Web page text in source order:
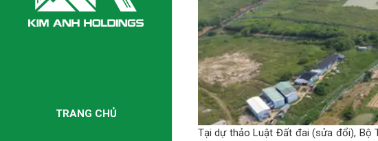
TRANG CHỦ
Tại dự thảo Luật Đất đai (sửa đổi), Bộ